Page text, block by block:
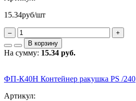
15.34руб/шт
–
+
В корзину
На сумму: 15.34 руб.
ФП-К40Н Контейнер ракушка PS /240
Артикул: